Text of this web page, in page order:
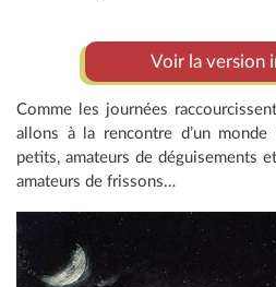
Voir la version
Comme les journées
allons à la rencontre d’un
petits, amateurs de déguisements
amateurs de frissons…